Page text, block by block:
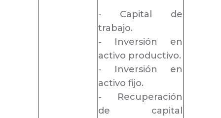
- Capital de
trabajo.
- Inversión en
activo productivo.
- Inversión en
activo fijo.
- Recuperación
de capital